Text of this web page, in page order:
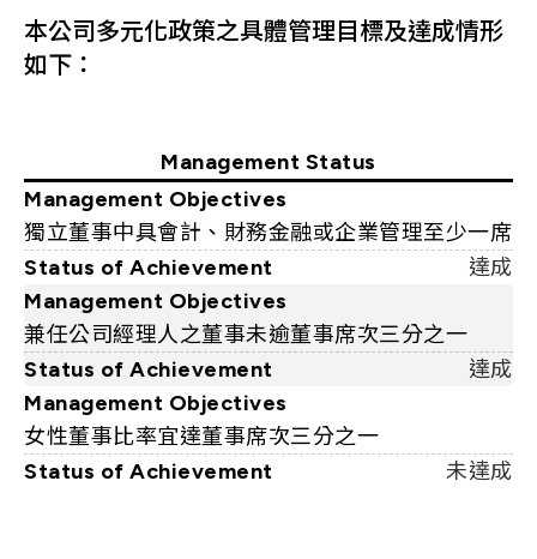
本公司多元化政策之具體管理目標及達成情形
如下：
Management Status
Management Objectives
獨立董事中具會計、財務金融或企業管理至少一席
Status of Achievement
達成
Management Objectives
兼任公司經理人之董事未逾董事席次三分之一
Status of Achievement
達成
Management Objectives
女性董事比率宜達董事席次三分之一
Status of Achievement
未達成